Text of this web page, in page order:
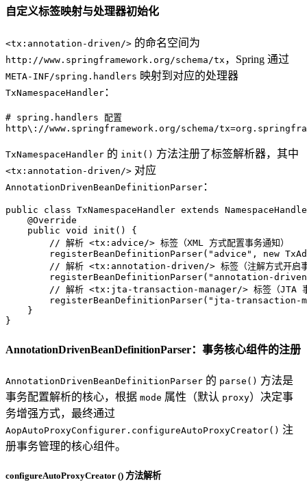
自定义标签映射与处理器初始化
<tx:annotation-driven/> 的命名空间为
http://www.springframework.org/schema/tx ，Spring 通过
META-INF/spring.handlers 映射到对应的处理器
TxNamespaceHandler ：
# spring.handlers 配置
http\://www.springframework.org/schema/tx=
TxNamespaceHandler 的 init() 方法注册了标签解析器，其中
<tx:annotation-driven/> 对应
AnnotationDrivenBeanDefinitionParser ：
public class TxNamespaceHandler extends
@Override
public void init ()
{
// 解析 <tx:advice/> 标签（XML 方式配置事务通知）
        registerBeanDefinitionParser(
"advice" , new
// 解析 <tx:annotation-driven/> 标签（注解方式开启
        registerBeanDefinitionParser(
"annotation-
// 解析 <tx:jta-transaction-manager/> 标签（JTA 事
        registerBeanDefinitionParser(
"jta-transaction-
    }
}
AnnotationDrivenBeanDefinitionParser：事务核心组件的注册
AnnotationDrivenBeanDefinitionParser 的 parse() 方法是
事务配置解析的核心，根据 mode 属性（默认 proxy）决定事
务增强方式，最终通过
AopAutoProxyConfigurer.configureAutoProxyCreator() 注
册事务管理的核心组件。
configureAutoProxyCreator () 方法解析